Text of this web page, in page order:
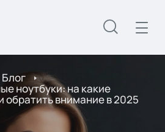
Блог
ноутбуки: на какие
внимание в 2025